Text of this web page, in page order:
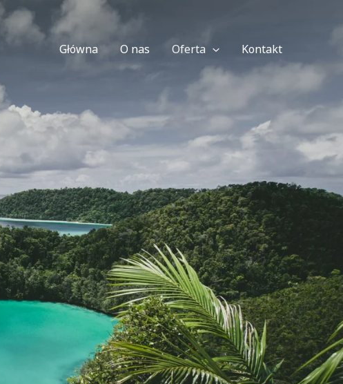
Główna O nas Oferta Kontakt